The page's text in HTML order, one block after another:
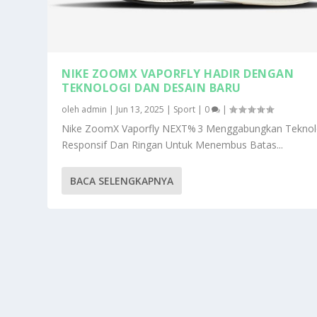
NIKE ZOOMX VAPORFLY HADIR DENGAN
TEKNOLOGI DAN DESAIN BARU
oleh admin | Jun 13, 2025 | Sport | 0 |
Nike ZoomX Vaporfly NEXT% 3 Menggabungkan
Responsif Dan Ringan Untuk Menembus Batas...
BACA SELENGKAPNYA